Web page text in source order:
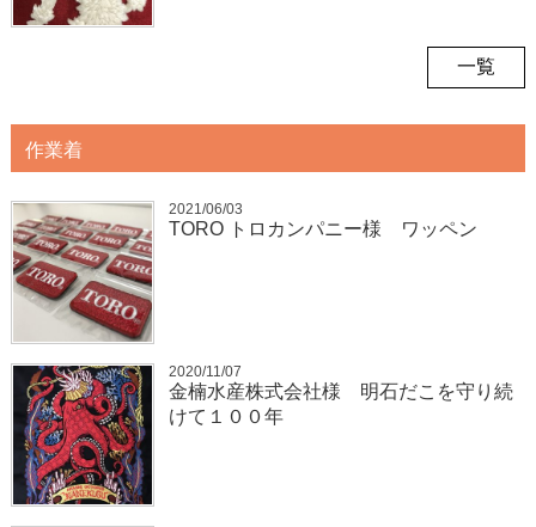
一覧
作業着
2021/06/03
TORO トロカンパニー様 ワッペン
2020/11/07
金楠水産株式会社様 明石だこを守り続
けて１００年